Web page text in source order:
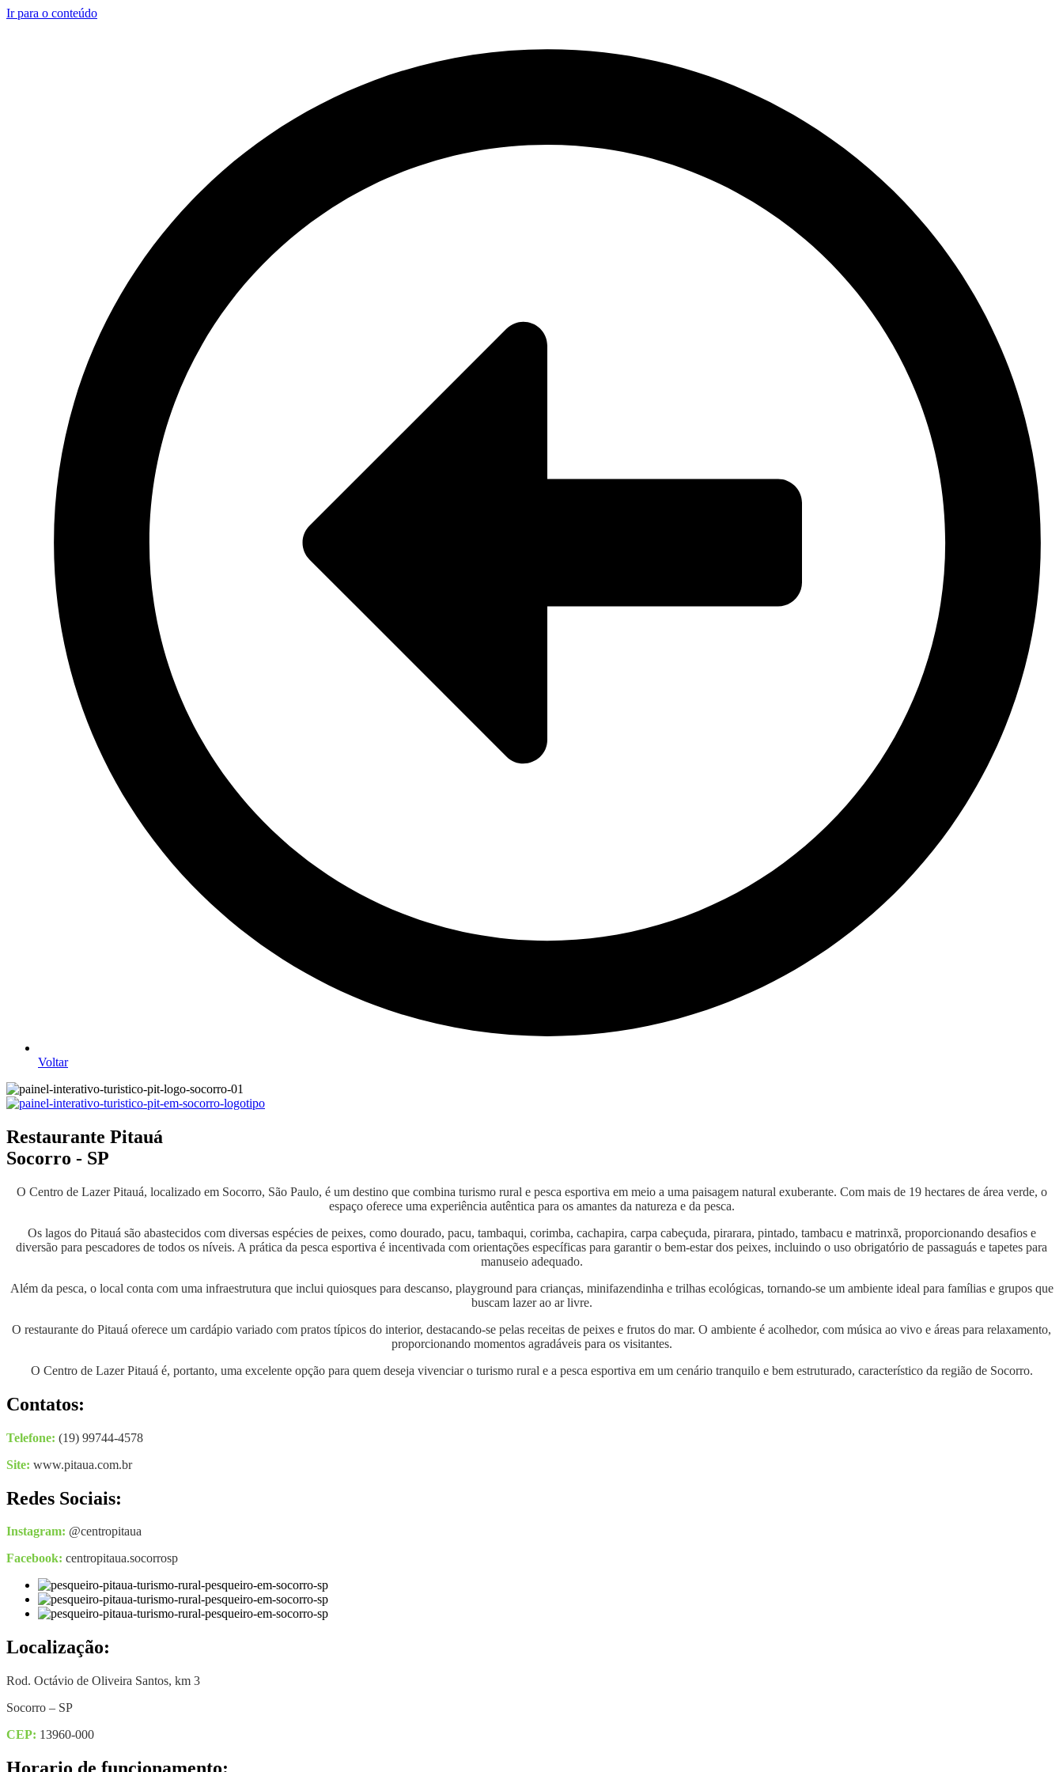
Ir para o conteúdo
Voltar
Restaurante Pitauá
Socorro - SP
O Centro de Lazer Pitauá, localizado em Socorro, São Paulo, é um destino que combina turismo rural e pesca esportiva em meio a uma paisagem natural exuberante. Com mais de 19 hectares de área verde, o
espaço oferece uma experiência autêntica para os amantes da natureza e da pesca.
Os lagos do Pitauá são abastecidos com diversas espécies de peixes, como dourado, pacu, tambaqui, corimba, cachapira, carpa cabeçuda, pirarara, pintado, tambacu e matrinxã, proporcionando desafios e
diversão para pescadores de todos os níveis. A prática da pesca esportiva é incentivada com orientações específicas para garantir o bem-estar dos peixes, incluindo o uso obrigatório de passaguás e tapetes para
manuseio adequado.
Além da pesca, o local conta com uma infraestrutura que inclui quiosques para descanso, playground para crianças, minifazendinha e trilhas ecológicas, tornando-se um ambiente ideal para famílias e grupos que
buscam lazer ao ar livre.
O restaurante do Pitauá oferece um cardápio variado com pratos típicos do interior, destacando-se pelas receitas de peixes e frutos do mar. O ambiente é acolhedor, com música ao vivo e áreas para relaxamento,
proporcionando momentos agradáveis para os visitantes.
O Centro de Lazer Pitauá é, portanto, uma excelente opção para quem deseja vivenciar o turismo rural e a pesca esportiva em um cenário tranquilo e bem estruturado, característico da região de Socorro.
Contatos:
Telefone: (19) 99744-4578
Site: www.pitaua.com.br
Redes Sociais:
Instagram: @centropitaua
Facebook: centropitaua.socorrosp
Localização:
Rod. Octávio de Oliveira Santos, km 3
Socorro – SP
CEP: 13960-000